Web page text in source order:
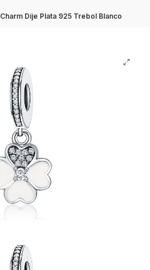
Charm Dije Plata 925 Trebol Blanco